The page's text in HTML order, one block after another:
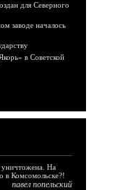
для Северного
заводе началось
в Советской
уничтожена. На
в Комсомольске?!
павел попельский